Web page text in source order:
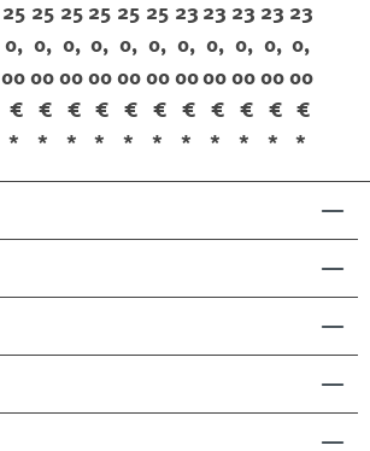
x
Da
rk
Kh
aki
25
0,
00
€
*
x
Da
rk
Kh
aki
25
0,
00
€
*
x
Da
rk
Kh
aki
25
0,
00
€
*
x
Da
rk
Ch
est
t
25
0,
00
€
*
x
Da
rk
Ch
est
t
25
0,
00
€
*
x
Da
rk
Ch
est
t
25
0,
00
€
*
nfl
ex
St
on
e
23
0,
00
€
*
nfl
ex
St
on
e
23
0,
00
€
*
nfl
ex
St
on
e
23
0,
00
€
*
nfl
ex
St
on
e
23
0,
00
€
*
nfl
ex
St
on
e
23
0,
00
€
*